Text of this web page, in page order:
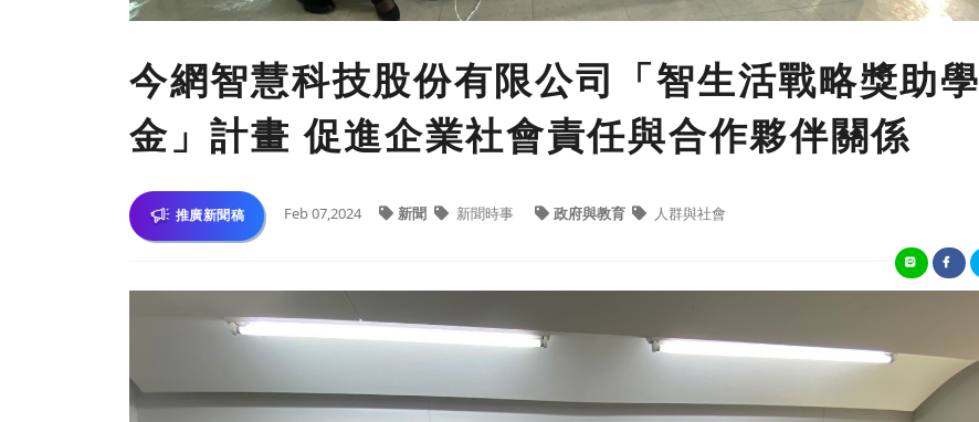
今網智慧科技股份有限公司「智生活戰略獎助學
金」計畫 促進企業社會責任與合作夥伴關係
推廣新聞稿 Feb 07,2024 新聞 新聞時事 政府與教育 人群與社會